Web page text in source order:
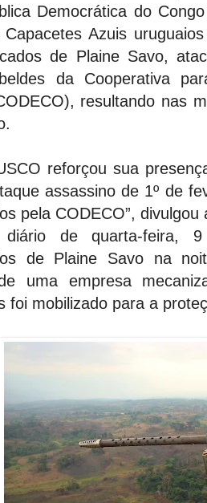
Democrática do
Azuis
de Plaine Savo,
da Cooperativa
resultando nas
reforçou sua
assassino de 1º de
pela CODECO”,
diário de quarta-feira,
de Plaine Savo na
uma empresa
foi mobilizado para a